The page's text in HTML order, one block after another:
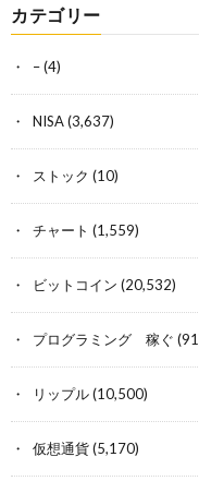
カテゴリー
–(4)
NISA(3,637)
ストック (10)
チャート (1,559)
ビットコイン (20,532)
プログラミング 稼ぐ
リップル(10,500)
仮想通貨(5,170)